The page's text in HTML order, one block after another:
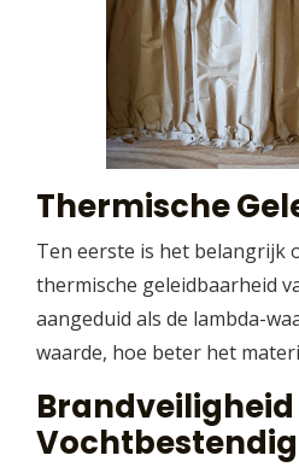
Thermische
Ten eerste is het belangrijk
thermische geleidbaarheid
aangeduid als de lambda-
waarde, hoe beter het
Brandveiligheid